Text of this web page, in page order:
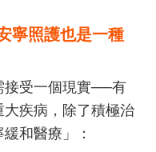
寧照護也是一種
接受一個現實──有
疾病，除了積極治
和醫療」：